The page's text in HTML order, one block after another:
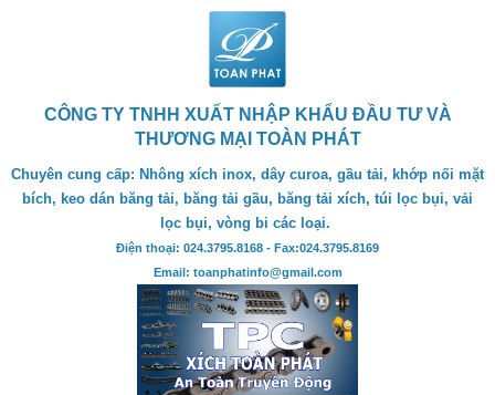
CÔNG TY TNHH XUẤT NHẬP KHẨU ĐẦU TƯ VÀ
THƯƠNG MẠI TOÀN PHÁT
Chuyên cung cấp: Nhông xích inox, dây curoa, gầu tải, khớp nối mặt
bích, keo dán băng tải, băng tải gầu, băng tải xích, túi lọc bụi, vải
lọc bụi, vòng bi các loại.
Điện thoại: 024.3795.8168 - Fax:024.3795.8169
Email: toanphatinfo@gmail.com